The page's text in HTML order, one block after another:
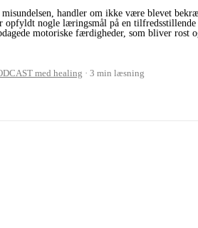
misundelsen, handler om ikke være blevet
opfyldt nogle læringsmål på en tilfredsstillende
motoriske færdigheder, som bliver rost
med healing 3 min læsning